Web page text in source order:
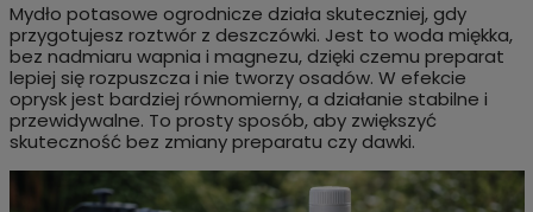
Mydło potasowe ogrodnicze działa skuteczniej, gdy
przygotujesz roztwór z deszczówki. Jest to woda miękka,
bez nadmiaru wapnia i magnezu, dzięki czemu preparat
lepiej się rozpuszcza i nie tworzy osadów. W efekcie
oprysk jest bardziej równomierny, a działanie stabilne i
przewidywalne. To prosty sposób, aby zwiększyć
skuteczność bez zmiany preparatu czy dawki.